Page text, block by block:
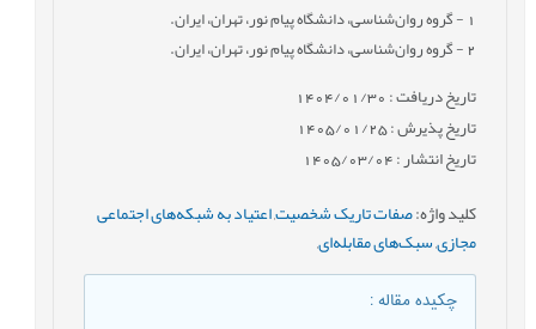
- گروه روان‌شناسی، دانشگاه پیام نور، تهران، ایران.
2- گروه روان‌شناسی، دانشگاه پیام نور، تهران، ایران.
تاریخ دریافت : 1404/01/30
تاریخ پذیرش : 1405/01/25
تاریخ انتشار : 1405/03/04
کلید واژه:صفات تاریک شخصیت,اعتیاد به شبکه‌های اجتماعی
مجازی,سبک‌های مقابله‌ای,
چکیده مقاله: